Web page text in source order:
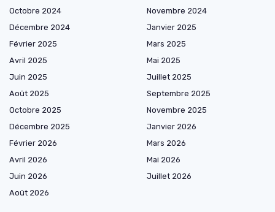
Octobre 2024
Novembre 2024
Décembre 2024
Janvier 2025
Février 2025
Mars 2025
Avril 2025
Mai 2025
Juin 2025
Juillet 2025
Août 2025
Septembre 2025
Octobre 2025
Novembre 2025
Décembre 2025
Janvier 2026
Février 2026
Mars 2026
Avril 2026
Mai 2026
Juin 2026
Juillet 2026
Août 2026